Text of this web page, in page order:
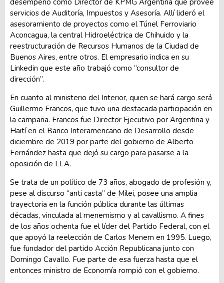
servicios de Auditoría, Impuestos y Asesoría. Allí lideró el
asesoramiento de proyectos como el Túnel Ferroviario
Aconcagua, la central Hidroeléctrica de Chihuido y la
reestructuración de Recursos Humanos de la Ciudad de
Buenos Aires, entre otros. El empresario indica en su
Linkedin que este año trabajó como “consultor de
dirección”.
En cuanto al ministerio del Interior, quien se hará cargo será
Guillermo Francos, que tuvo una destacada participación en
la campaña. Francos fue Director Ejecutivo por Argentina y
Haití en el Banco Interamericano de Desarrollo desde
diciembre de 2019 por parte del gobierno de Alberto
Fernández hasta que dejó su cargo para pasarse a la
oposición de LLA.
Se trata de un político de 73 años, abogado de profesión y,
pese al discurso “anti casta” de Milei, posee una amplia
trayectoria en la función pública durante las últimas
décadas, vinculada al menemismo y al cavallismo. A fines
de los años ochenta fue el líder del Partido Federal, con el
que apoyó la reelección de Carlos Menem en 1995. Luego,
fue fundador del partido Acción Republicana junto con
Domingo Cavallo. Fue parte de esa fuerza hasta que el
entonces ministro de Economía rompió con el gobierno.